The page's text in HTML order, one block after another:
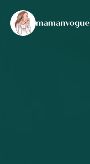
mamanvogue